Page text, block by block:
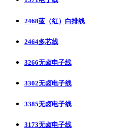
2468蓝（红）白排线
2464多芯线
3266无卤电子线
3302无卤电子线
3385无卤电子线
3173无卤电子线